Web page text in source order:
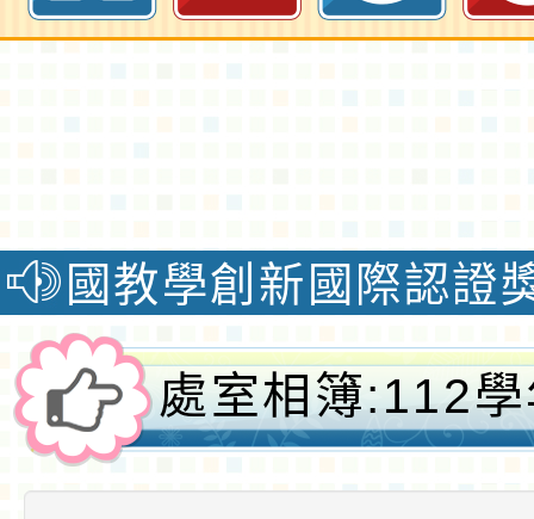
創新國際認證獎榮獲
處室相簿:112